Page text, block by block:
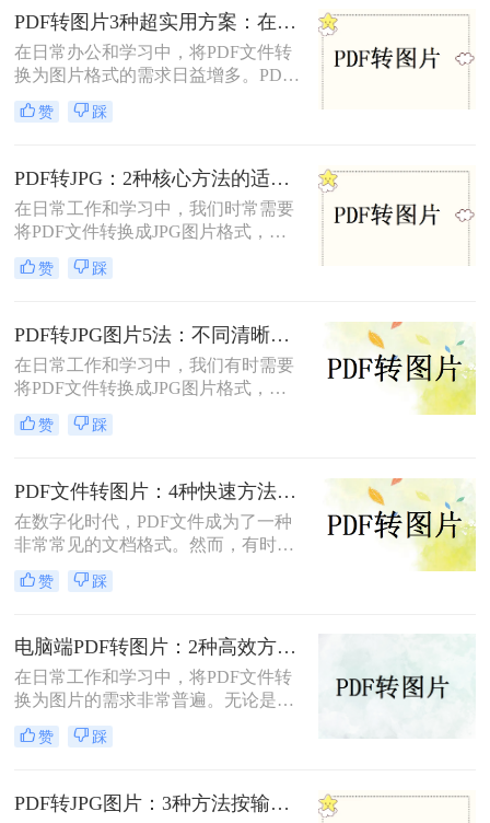
PDF转图片3种超实用方案：在线、客户端、截图各自优势！
在日常办公和学习中，将PDF文件转
换为图片格式的需求日益增多。PDF
转图片不仅便于分享、保存和打印，
还能有效规避某些版权问题，提高阅
将介绍三种常用的PDF转图片方法。
赞 踩
PDF转JPG：2种核心方法的适用场景和操作差异！
在日常工作和学习中，我们时常需要
将PDF文件转换成JPG图片格式，以
便于在多种设备和平台上进行浏览、
编辑和分享。那么怎么把pdf转换成
JPG的方法。
赞 踩
PDF转JPG图片5法：不同清晰度需求下的最优选择！
在日常工作和学习中，我们有时需要
将PDF文件转换成JPG图片格式，以
便于在社交媒体、网站或打印设备上
展示和分享。那么pdf怎么转换成jpg
成JPG图片的方法。每种方法都有其
独特的优缺点和适用场景，用户可以
根据自己的需求选择最合适的方法。
赞 踩
PDF文件转图片：4种快速方法的速度排名和操作步骤！
在数字化时代，PDF文件成为了一种
非常常见的文档格式。然而，有时候
我们需要将PDF文件转换为图片格
式，以便于在网页或者其他媒体上使
本文将为您介绍几种简单、快速且高
效的转换方法。
赞 踩
电脑端PDF转图片：2种高效方法的详细操作和参数配置!
在日常工作和学习中，将PDF文件转
换为图片的需求非常普遍。无论是为
了方便分享、展示还是进一步处理，
掌握几种高效的PDF转图片方法都是
图片呢？本文将详细介绍两种常见的
电脑上PDF转图片方法，帮助用户轻
赞 踩
PDF转JPG图片：3种方法按输出质量和批量需求选择！